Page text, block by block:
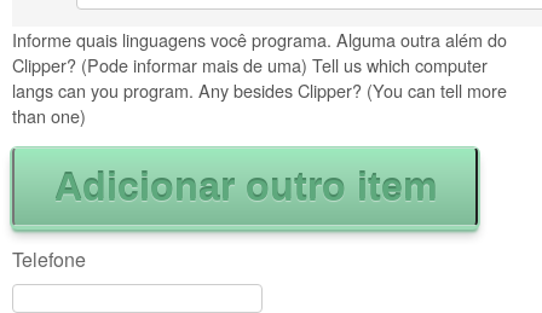
Informe quais linguagens você programa. Alguma outra além do
Clipper? (Pode informar mais de uma) Tell us which computer
langs can you program. Any besides Clipper? (You can tell more
than one)
Telefone